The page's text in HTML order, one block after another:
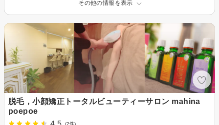
その他の情報を表示
脱毛，小顔矯正トータルビューティーサロン mahina
poepoe
(2件)